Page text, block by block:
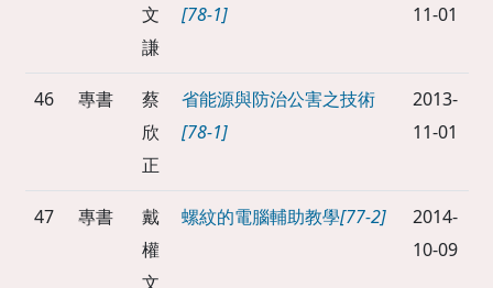
文
謙
[78-1]
11-01
46 專書
蔡
欣
正
省能源與防治公害之技術
[78-1]
2013-
11-01
47 專書
戴
權
文
螺紋的電腦輔助教學[77-2]
2014-
10-09